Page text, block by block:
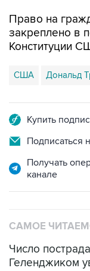
Право на
закреплено в
Конституции
США Дональд
Купить
Подписаться
Получать
канале
САМОЕ
Число
Геленджиком